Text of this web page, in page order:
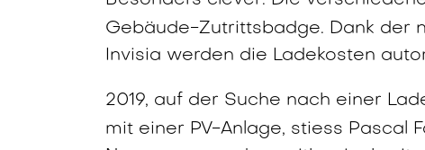
Gebäude-Zutrittsbadge. Dank der
Invisia werden die Ladekosten
2019, auf der Suche nach einer
mit einer PV-Anlage, stiess Pascal